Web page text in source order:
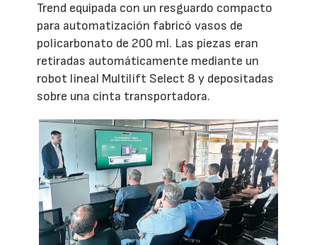
Trend equipada con un resguardo compacto
para automatización fabricó vasos de
policarbonato de 200 ml. Las piezas eran
retiradas automáticamente mediante un
robot lineal Multilift Select 8 y depositadas
sobre una cinta transportadora.